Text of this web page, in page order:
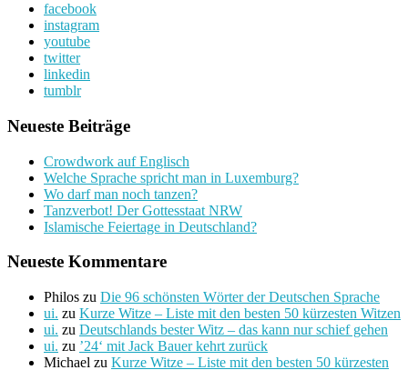
facebook
instagram
youtube
twitter
linkedin
tumblr
Neueste Beiträge
Crowdwork auf Englisch
Welche Sprache spricht man in Luxemburg?
Wo darf man noch tanzen?
Tanzverbot! Der Gottesstaat NRW
Islamische Feiertage in Deutschland?
Neueste Kommentare
Philos zu Die 96 schönsten Wörter der Deutschen Sprache
ui. zu Kurze Witze – Liste mit den besten 50 kürzesten Witzen
ui. zu Deutschlands bester Witz – das kann nur schief gehen
ui. zu ’24‘ mit Jack Bauer kehrt zurück
Michael zu Kurze Witze – Liste mit den besten 50 kürzesten